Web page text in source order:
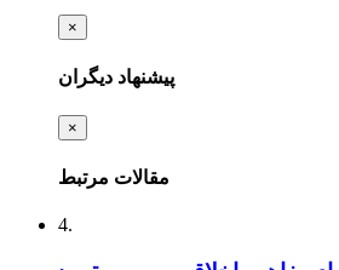
×
پیشنهاد دیگران
×
مقالات مرتبط
4.